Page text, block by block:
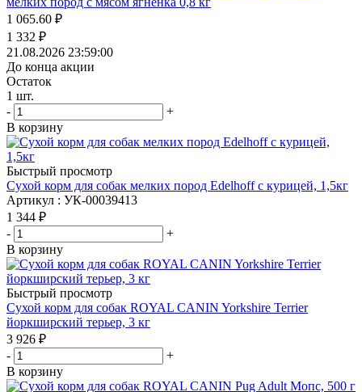
1 065.60 ₽
1 332 ₽
21.08.2026 23:59:00
До конца акции
Остаток
1 шт.
-
+
В корзину
Быстрый просмотр
Сухой корм для собак мелких пород Edelhoff с курицей, 1,5кг
Артикул : УК-00039413
1 344 ₽
-
+
В корзину
Быстрый просмотр
Сухой корм для собак ROYAL CANIN Yorkshire Terrier
йоркширский терьер, 3 кг
3 926 ₽
-
+
В корзину